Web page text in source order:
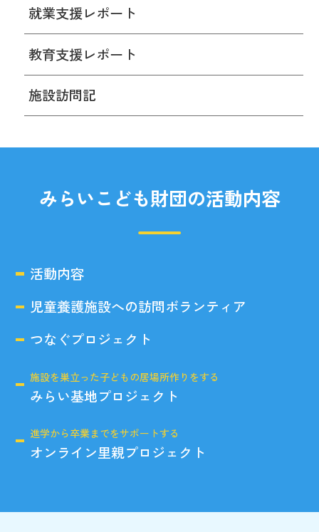
就業支援レポート
教育支援レポート
施設訪問記
みらいこども財団の活動内容
活動内容
児童養護施設への訪問ボランティア
つなぐプロジェクト
施設を巣立った子どもの居場所作りをする
みらい基地プロジェクト
進学から卒業までをサポートする
オンライン里親プロジェクト